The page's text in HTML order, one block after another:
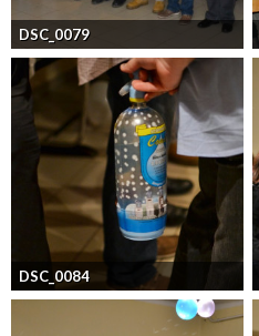
DSC_0079
DSC_0084